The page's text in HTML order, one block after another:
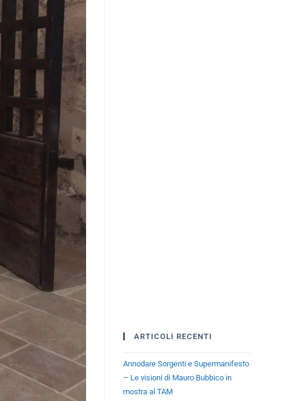
ARTICOLI RECENTI
Annodare Sorgenti e Supermanifesto
– Le visioni di Mauro Bubbico in
mostra al TAM